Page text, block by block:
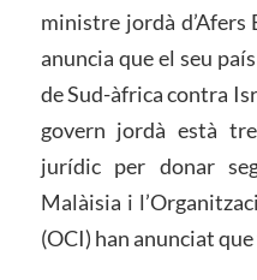
ministre jordà d’Afers
anuncia que el seu
de Sud-àfrica contra
govern jordà està
jurídic per donar
Malàisia i
(OCI) han anunciat